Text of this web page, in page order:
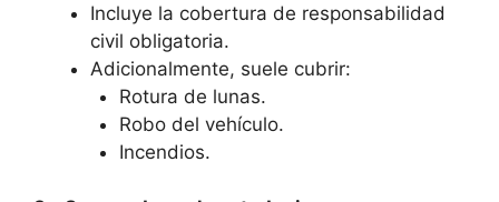
Incluye la cobertura de responsabilidad
civil obligatoria.
Adicionalmente, suele cubrir:
Rotura de lunas.
Robo del vehículo.
Incendios.